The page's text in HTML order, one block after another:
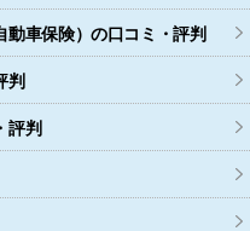
動車保険）の口コミ・評判
判
評判